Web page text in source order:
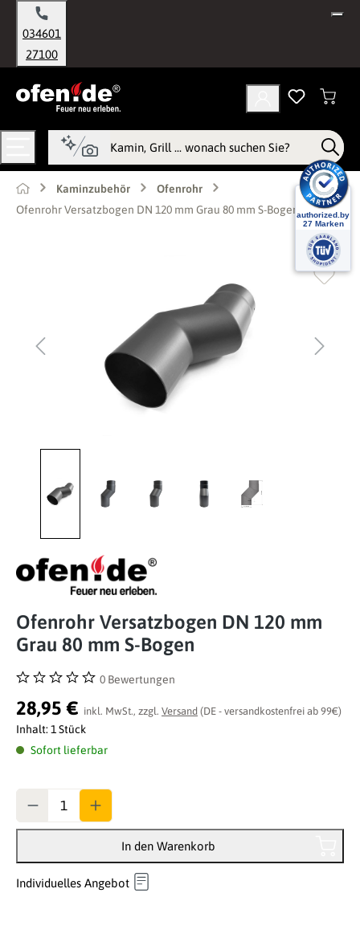
springen
034601
27100
Kaminzubehör
Ofenrohr
Ofenrohr Versatzbogen DN 120 mm Grau 80 mm S-Bogen
Ofenrohr Versatzbogen DN 120 mm
Grau 80 mm S-Bogen
Durchschnittliche Bewertung von 0 von 5 Sternen
0 Bewertungen
28,95 € inkl. MwSt., zzgl. Versand (DE - versandkostenfrei ab 99€)
Inhalt: 1 Stück
Sofort lieferbar
In den Warenkorb
Individuelles Angebot